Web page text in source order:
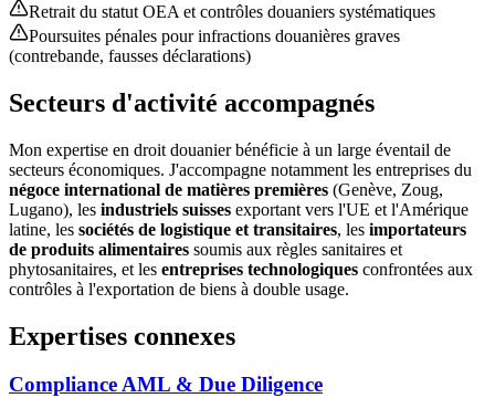
Retrait du statut OEA et contrôles douaniers systématiques
Poursuites pénales pour infractions douanières graves
(contrebande, fausses déclarations)
Secteurs d'activité accompagnés
Mon expertise en droit douanier bénéficie à un large éventail de
secteurs économiques. J'accompagne notamment les entreprises du
négoce international de matières premières (Genève, Zoug,
Lugano), les industriels suisses exportant vers l'UE et l'Amérique
latine, les sociétés de logistique et transitaires, les importateurs
de produits alimentaires soumis aux règles sanitaires et
phytosanitaires, et les entreprises technologiques confrontées aux
contrôles à l'exportation de biens à double usage.
Expertises connexes
Compliance AML & Due Diligence